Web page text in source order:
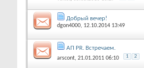
Добрый вечер!
dgon4000, 12.10.2014 13:49
АП PR. Встречаем.
arscont, 21.01.2011 06:10 1 2